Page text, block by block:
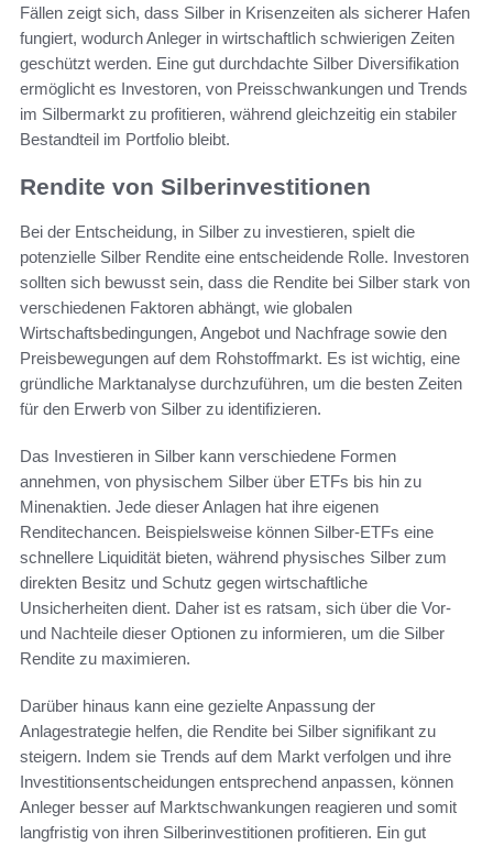
Fällen zeigt sich, dass Silber in Krisenzeiten als sicherer Hafen
fungiert, wodurch Anleger in wirtschaftlich schwierigen Zeiten
geschützt werden. Eine gut durchdachte Silber Diversifikation
ermöglicht es Investoren, von Preisschwankungen und Trends
im Silbermarkt zu profitieren, während gleichzeitig ein stabiler
Bestandteil im Portfolio bleibt.
Rendite von Silberinvestitionen
Bei der Entscheidung, in Silber zu investieren, spielt die
potenzielle Silber Rendite eine entscheidende Rolle. Investoren
sollten sich bewusst sein, dass die Rendite bei Silber stark von
verschiedenen Faktoren abhängt, wie globalen
Wirtschaftsbedingungen, Angebot und Nachfrage sowie den
Preisbewegungen auf dem Rohstoffmarkt. Es ist wichtig, eine
gründliche Marktanalyse durchzuführen, um die besten Zeiten
für den Erwerb von Silber zu identifizieren.
Das Investieren in Silber kann verschiedene Formen
annehmen, von physischem Silber über ETFs bis hin zu
Minenaktien. Jede dieser Anlagen hat ihre eigenen
Renditechancen. Beispielsweise können Silber-ETFs eine
schnellere Liquidität bieten, während physisches Silber zum
direkten Besitz und Schutz gegen wirtschaftliche
Unsicherheiten dient. Daher ist es ratsam, sich über die Vor-
und Nachteile dieser Optionen zu informieren, um die Silber
Rendite zu maximieren.
Darüber hinaus kann eine gezielte Anpassung der
Anlagestrategie helfen, die Rendite bei Silber signifikant zu
steigern. Indem sie Trends auf dem Markt verfolgen und ihre
Investitionsentscheidungen entsprechend anpassen, können
Anleger besser auf Marktschwankungen reagieren und somit
langfristig von ihren Silberinvestitionen profitieren. Ein gut